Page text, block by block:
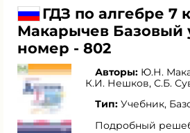
ГДЗ по алгебре 7
Макарычев Базовый
номер - 802
Авторы: Ю.Н.
К.И. Нешков, С.Б.
Тип: Учебник,
Подробный